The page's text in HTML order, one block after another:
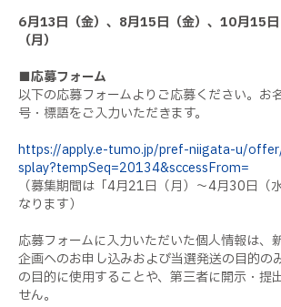
6月13日（金）、8月15日（金）、10月15
（月）
■応募フォーム
以下の応募フォームよりご応募ください。お
号・標語をご入力いただきます。
https://apply.e-tumo.jp/pref-niigata-u/
splay?tempSeq=20134&sccessFrom=
（募集期間は「4月21日（月）～4月30日（
なります）
応募フォームに入力いただいた個人情報は、
企画へのお申し込みおよび当選発送の目的の
の目的に使用することや、第三者に開示・提
せん。